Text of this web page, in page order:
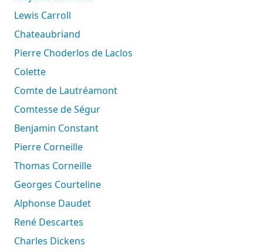
Lewis Carroll
Chateaubriand
Pierre Choderlos de Laclos
Colette
Comte de Lautréamont
Comtesse de Ségur
Benjamin Constant
Pierre Corneille
Thomas Corneille
Georges Courteline
Alphonse Daudet
René Descartes
Charles Dickens